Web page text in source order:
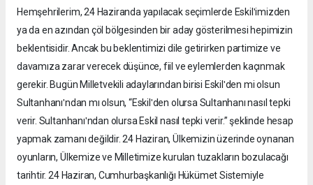
Hemşehrilerim, 24 Haziranda yapılacak seçimlerde Eskilʹimizden
ya da en azından çöl bölgesinden bir aday gösterilmesi hepimizin
beklentisidir. Ancak bu beklentimizi dile getirirken partimize ve
davamıza zarar verecek düşünce, fiil ve eylemlerden kaçınmak
gerekir. Bugün Milletvekili adaylarından birisi Eskilʹden mi olsun
Sultanhanıʹndan mı olsun, “Eskilʹden olursa Sultanhanı nasıl tepki
verir. Sultanhanıʹndan olursa Eskil nasıl tepki verir.” şeklinde hesap
yapmak zamanı değildir. 24 Haziran, Ülkemizin üzerinde oynanan
oyunların, Ülkemize ve Milletimize kurulan tuzakların bozulacağı
tarihtir. 24 Haziran, Cumhurbaşkanlığı Hükümet Sistemiyle